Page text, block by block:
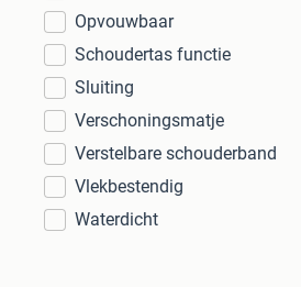
Opvouwbaar
Schoudertas functie
Sluiting
Verschoningsmatje
Verstelbare schouderband
Vlekbestendig
Waterdicht